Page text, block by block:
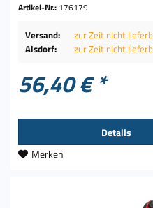
Artikel-Nr.: 176179
Versand:
zur Zeit nicht
Alsdorf:
zur Zeit nicht
56,40 € *
Details
Merken